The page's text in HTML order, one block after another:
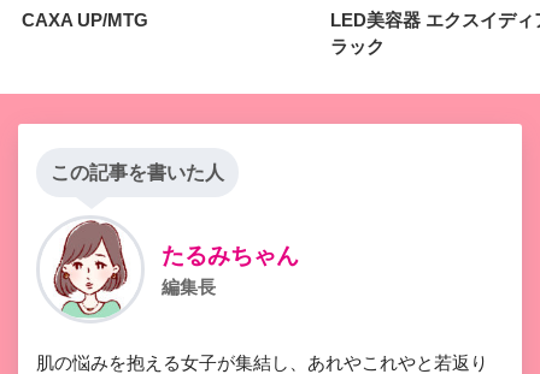
ることが多々あります。 この商品を購入しようと考えている方は
「ジュエルマスクを買わなければ、本体だけでは使うことができ
れて購入した方がいいです。
CAXA UP/MTG
LED美容器 エクスイディ
ラック
この記事を書いた人
たるみちゃん
編集長
肌の悩みを抱える女子が集結し、あれやこれやと若返り